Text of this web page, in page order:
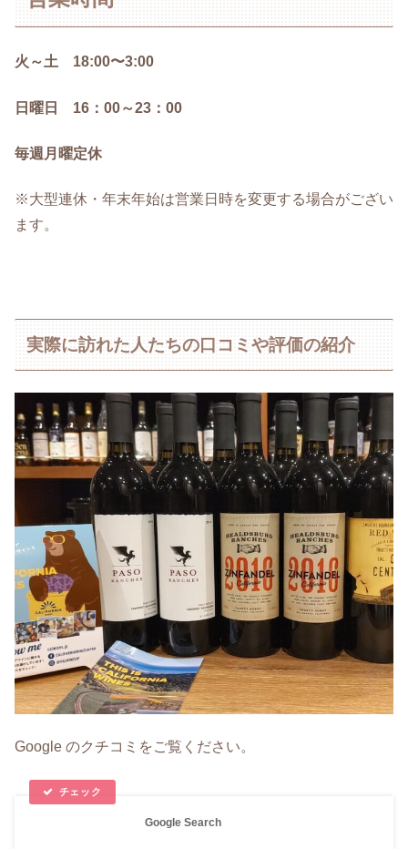
火～土 18:00〜3:00
日曜日 16：00～23：00
毎週月曜定休
※大型連休・年末年始は営業日時を変更する場合がござい
ます。
実際に訪れた人たちの口コミや評価の紹介
Google のクチコミをご覧ください。
Google Search